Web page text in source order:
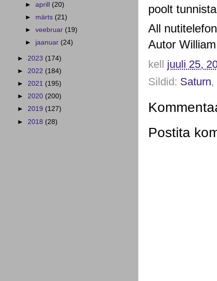
poolt
All
Autor
kell juuli 25,
Sildid: Saturn,
Postita
►aprill (20)
► märts (21)
►veebruar (19)
► jaanuar (24)
► 2023 (174)
► 2022 (184)
► 2021 (195)
► 2020 (200)
► 2019 (127)
► 2018 (28)